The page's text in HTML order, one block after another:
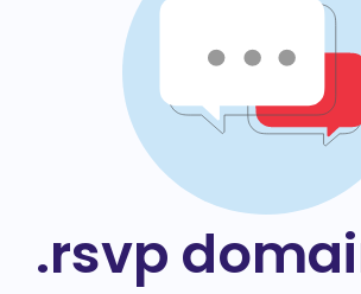
.rsvp